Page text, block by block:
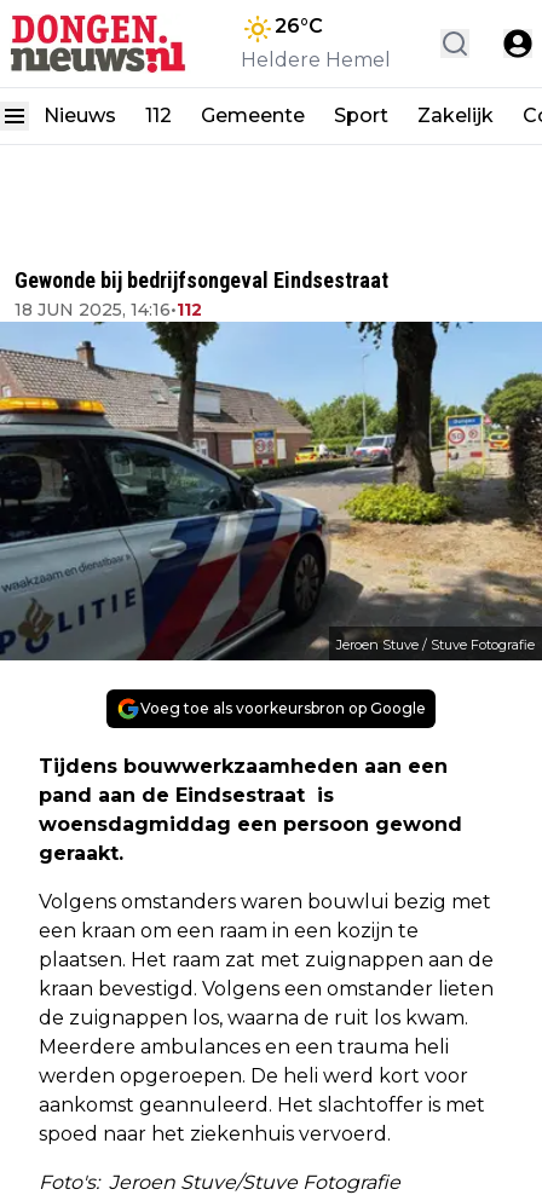
26°C
Heldere Hemel
Nieuws 112 Gemeente Sport Zakelijk
Gewonde bij bedrijfsongeval Eindsestraat
18 JUN 2025, 14:16•112
Jeroen Stuve / Stuve Fotografie
Voeg toe als voorkeursbron op Google
Tijdens bouwwerkzaamheden aan een
pand aan de Eindsestraat is
woensdagmiddag een persoon gewond
geraakt.
Volgens omstanders waren bouwlui bezig met
een kraan om een raam in een kozijn te
plaatsen. Het raam zat met zuignappen aan de
kraan bevestigd. Volgens een omstander lieten
de zuignappen los, waarna de ruit los kwam.
Meerdere ambulances en een trauma heli
werden opgeroepen. De heli werd kort voor
aankomst geannuleerd. Het slachtoffer is met
spoed naar het ziekenhuis vervoerd.
Foto's: Jeroen Stuve/Stuve Fotografie